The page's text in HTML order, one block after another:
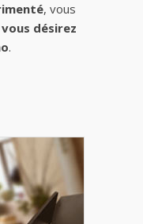
, vous
vous désirez
.